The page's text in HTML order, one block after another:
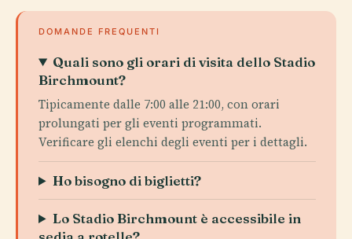
DOMANDE FREQUENTI
Quali sono gli orari di visita dello Stadio
Birchmount?
Tipicamente dalle 7:00 alle 21:00, con orari
prolungati per gli eventi programmati.
Verificare gli elenchi degli eventi per i dettagli.
Ho bisogno di biglietti?
Lo Stadio Birchmount è accessibile in